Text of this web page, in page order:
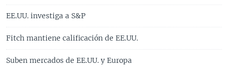
EE.UU. investiga a S&P
Fitch mantiene calificación de EE.UU.
Suben mercados de EE.UU. y Europa